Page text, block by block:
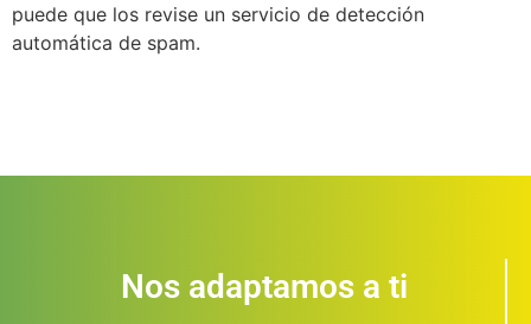
puede que los revise un servicio de detección
automática de spam.
Nos adaptamos a ti